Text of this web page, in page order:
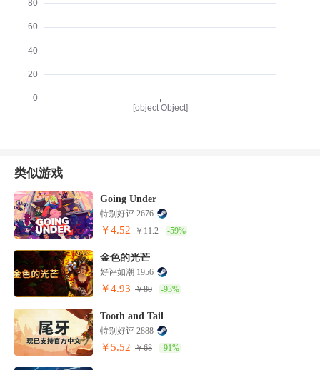
类似游戏
Going Under
特别好评 2676
￥4.52 ￥11.2 -59%
金色的光芒
好评如潮 1956
￥4.93 ￥80 -93%
Tooth and Tail
特别好评 2888
￥5.52 ￥68 -91%